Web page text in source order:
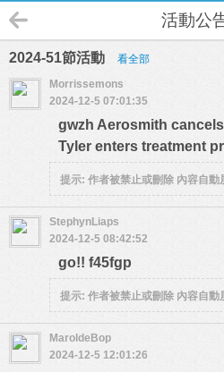
活動公
2024-51節活動 看全部
Morrissemons
2024-12-5 07:01:35
gwzh Aerosmith
Tyler enters treatment
提示: 作者被禁止或刪除 內容自動
StephynLiaps
2024-12-5 08:42:52
go!! f45fgp
提示: 作者被禁止或刪除 內容自動
MaroldeBop
2024-12-5 12:01:26